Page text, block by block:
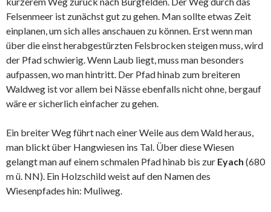
Felsenmeer ist zunächst gut zu gehen. Man sollte etwas Zeit
einplanen, um sich alles anschauen zu können. Erst wenn man
über die einst herabgestürzten Felsbrocken steigen muss, wird
der Pfad schwierig. Wenn Laub liegt, muss man besonders
aufpassen, wo man hintritt. Der Pfad hinab zum breiteren
Waldweg ist vor allem bei Nässe ebenfalls nicht ohne, bergauf
wäre er sicherlich einfacher zu gehen.
Ein breiter Weg führt nach einer Weile aus dem Wald heraus,
man blickt über Hangwiesen ins Tal. Über diese Wiesen
gelangt man auf einem schmalen Pfad hinab bis zur Eyach (680
m ü. NN). Ein Holzschild weist auf den Namen des
Wiesenpfades hin: Muliweg.